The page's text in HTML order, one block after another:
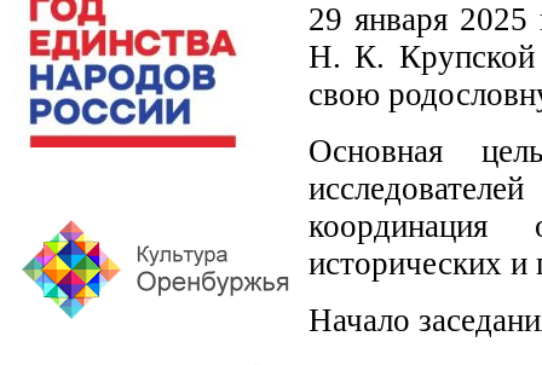
29 января 2025
Н. К. Крупской
свою
Основная
координация
исторических и
Начало